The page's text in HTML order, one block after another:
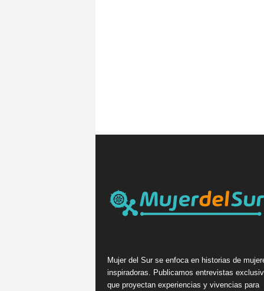
Mujer del Sur se enfoca en historias de
inspiradoras. Publicamos entrevistas
que proyectan experiencias y vivencias para